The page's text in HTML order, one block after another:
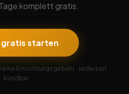
komplett gratis.
gratis starten
Einrichtungsgebühr · Jederzeit
kündbar